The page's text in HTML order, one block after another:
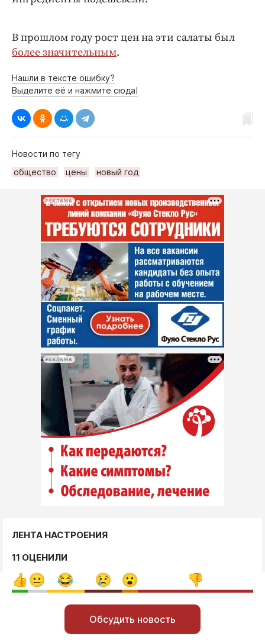
В прошлом году рост цен на эти салаты был
более значительным.
Нашли в тексте ошибку?
Выделите её и нажмите сюда!
Новости по тегу
общество
цены новый год
РЕКЛАМА
РЕКЛАМА
ЛЕНТА НАСТРОЕНИЯ
11 ОЦЕНИЛИ
Обсудить новость